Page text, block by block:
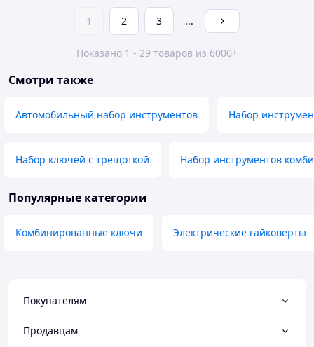
1 2 3 ...
Показано 1 - 29 товаров из 6000+
Смотри также
Автомобильный набор инструментов Набор
Набор ключей с трещоткой Набор инструментов
Популярные категории
Комбинированные ключи Электрические гайковерты
Покупателям
Продавцам